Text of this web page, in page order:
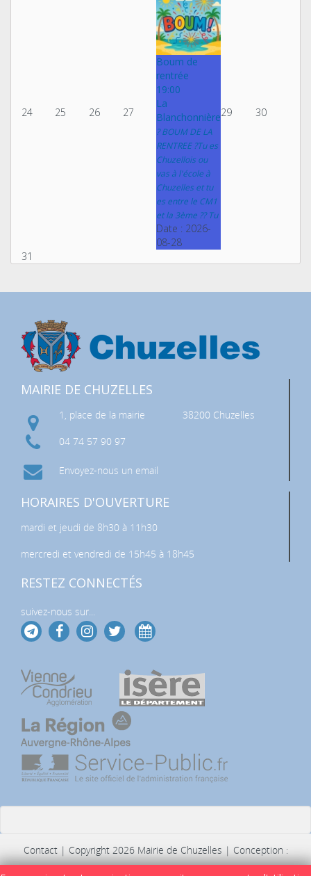
24 25 26 27
Boum de
rentrée
19:00
La
Blanchonnière
? BOUM DE LA
RENTREE ?Tu es
Chuzellois ou
vas à l'école à
Chuzelles et tu
es entre le CM1
et la 3ème ?? Tu
Date : 2026-
08-28
29 30
31
MAIRIE DE CHUZELLES
1, place de la mairie
38200 Chuzelles
04 74 57 90 97
Envoyez-nous un email
HORAIRES D'OUVERTURE
mardi et jeudi de 8h30 à 11h30
mercredi et vendredi de 15h45 à 18h45
RESTEZ CONNECTÉS
suivez-nous sur...
Contact| Copyright 2026 Mairie de Chuzelles | Conception :